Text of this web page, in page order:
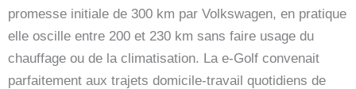
promesse initiale de 300 km par Volkswagen, en pratique
elle oscille entre 200 et 230 km sans faire usage du
chauffage ou de la climatisation. La e-Golf convenait
parfaitement aux trajets domicile-travail quotidiens de